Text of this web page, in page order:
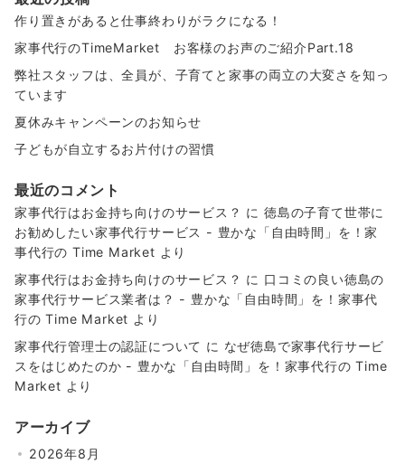
作り置きがあると仕事終わりがラクになる！
家事代行のTimeMarket お客様のお声のご紹介Part.18
弊社スタッフは、全員が、子育てと家事の両立の大変さを知っ
ています
夏休みキャンペーンのお知らせ
子どもが自立するお片付けの習慣
最近のコメント
家事代行はお金持ち向けのサービス？ に徳島の子育て世帯に
お勧めしたい家事代行サービス - 豊かな「自由時間」を！家
事代行の Time Market より
家事代行はお金持ち向けのサービス？ に 口コミの良い徳島の
家事代行サービス業者は？ - 豊かな「自由時間」を！家事代
行の Time Market より
家事代行管理士の認証について に なぜ徳島で家事代行サービ
スをはじめたのか - 豊かな「自由時間」を！家事代行の Time
Market より
アーカイブ
2026年8月